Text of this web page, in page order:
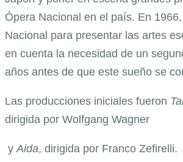
Ópera Nacional en el país. En
Nacional para presentar las artes
en cuenta la necesidad de un
años antes de que este sueño se
Las producciones iniciales fueron
dirigida por Wolfgang Wagner
y Aida, dirigida por Franco